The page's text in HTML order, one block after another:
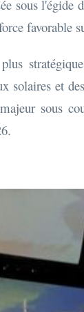
sous l'égide
favorable
solaires et
sous